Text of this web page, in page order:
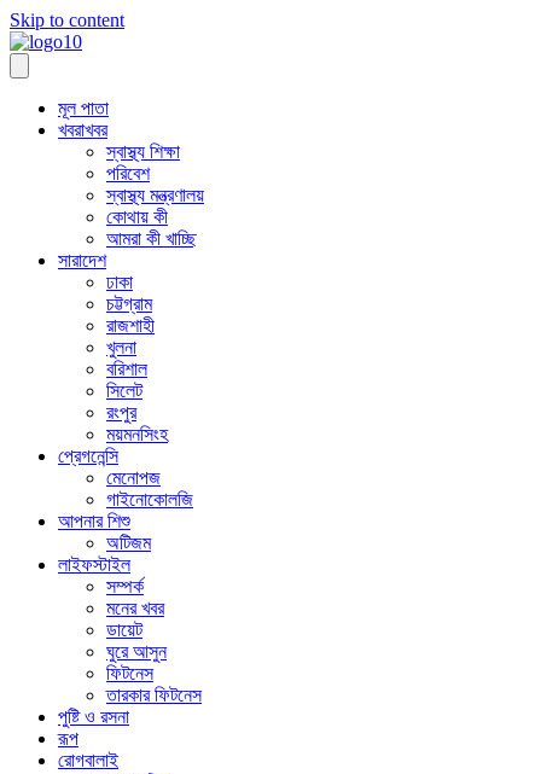
Skip to content
মূল পাতা
খবরাখবর
স্বাস্থ্য শিক্ষা
পরিবেশ
স্বাস্থ্য মন্ত্রণালয়
কোথায় কী
আমরা কী খাচ্ছি
সারাদেশ
ঢাকা
চট্টগ্রাম
রাজশাহী
খুলনা
বরিশাল
সিলেট
রংপুর
ময়মনসিংহ
প্রেগনেন্সি
মেনোপজ
গাইনোকোলজি
আপনার শিশু
অটিজম
লাইফস্টাইল
সম্পর্ক
মনের খবর
ডায়েট
ঘুরে আসুন
ফিটনেস
তারকার ফিটনেস
পুষ্টি ও রসনা
রূপ
রোগবালাই